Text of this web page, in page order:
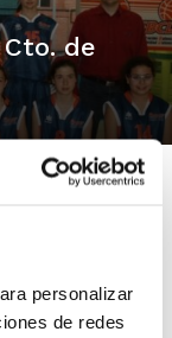
personalizar
de redes
de
está
sábado el
Autonómicas